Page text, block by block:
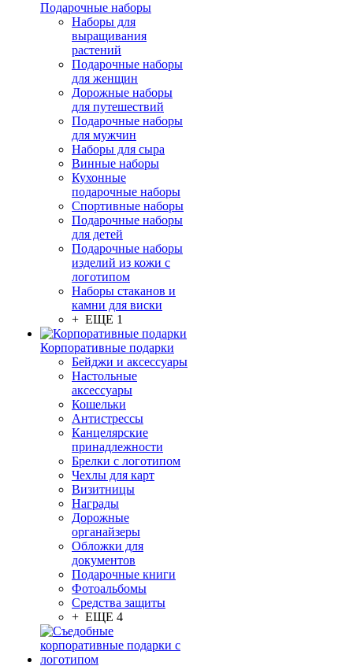
Подарочные наборы
Наборы для
выращивания
растений
Подарочные наборы
для женщин
Дорожные наборы
для путешествий
Подарочные наборы
для мужчин
Наборы для сыра
Винные наборы
Кухонные
подарочные наборы
Спортивные наборы
Подарочные наборы
для детей
Подарочные наборы
изделий из кожи с
логотипом
Наборы стаканов и
камни для виски
+ ЕЩЕ 1
Корпоративные подарки
Бейджи и аксессуары
Настольные
аксессуары
Кошельки
Антистрессы
Канцелярские
принадлежности
Брелки с логотипом
Чехлы для карт
Визитницы
Награды
Дорожные
органайзеры
Обложки для
документов
Подарочные книги
Фотоальбомы
Средства защиты
+ ЕЩЕ 4